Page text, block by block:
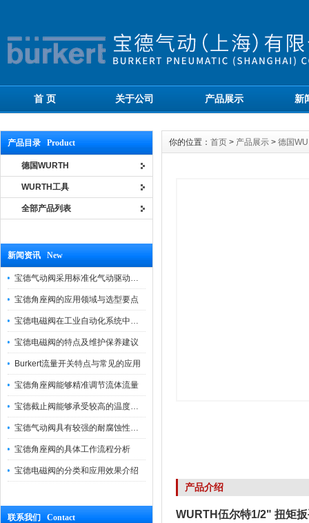
首 页 关于公司 产品展示 新
产品目录 Product
德国WURTH
WURTH工具
全部产品列表
新闻资讯 New
宝德气动阀采用标准化气动驱动设计，可匹配各类工业气源工况
宝德角座阀的应用领域与选型要点
宝德电磁阀在工业自动化系统中的作用
宝德电磁阀的特点及维护保养建议
Burkert流量开关特点与常见的应用
宝德角座阀能够精准调节流体流量
宝德截止阀能够承受较高的温度和压力
宝德气动阀具有较强的耐腐蚀性和抗震性
宝德角座阀的具体工作流程分析
宝德电磁阀的分类和应用效果介绍
联系我们 Contact
你的位置： 首页 > 产品展示 > 德国
产品介绍
WURTH伍尔特1/2" 扭矩